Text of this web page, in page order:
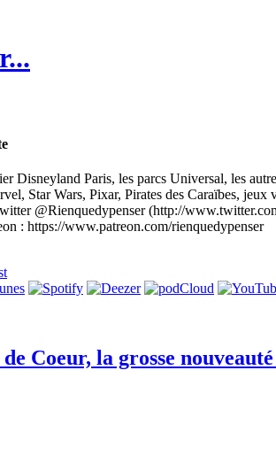
Disneyland Paris, les parcs Universal, les
Star Wars, Pixar, Pirates des Caraïbes,
@Rienquedypenser (http://
: https://www.patreon.com/rienquedypenser
Coeur, la grosse